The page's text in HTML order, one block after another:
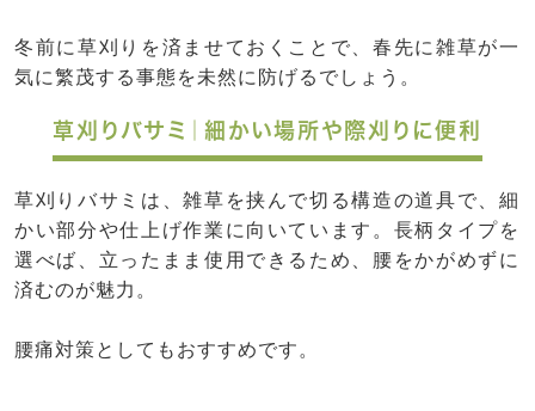
冬前に草刈りを済ませておくことで、春先に雑草が一
気に繁茂する事態を未然に防げるでしょう。
草刈りバサミ｜細かい場所や際刈りに便利
草刈りバサミは、雑草を挟んで切る構造の道具で、細
かい部分や仕上げ作業に向いています。長柄タイプを
選べば、立ったまま使用できるため、腰をかがめずに
済むのが魅力。
腰痛対策としてもおすすめです。